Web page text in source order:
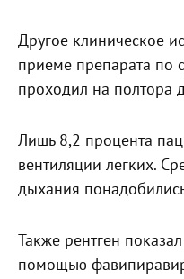
Другое клиническое
приеме препарата по
проходил на полтора
Лишь 8,2 процента
вентиляции легких.
дыхания
Также рентген
помощью